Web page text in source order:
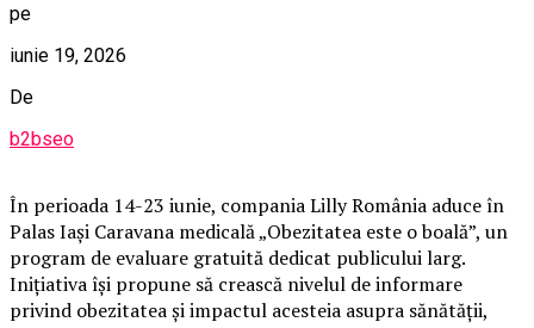
pe
iunie 19, 2026
De
b2bseo
În perioada 14-23 iunie, compania Lilly România aduce în
Palas Iași Caravana medicală „Obezitatea este o boală”, un
program de evaluare gratuită dedicat publicului larg.
Inițiativa își propune să crească nivelul de informare
privind obezitatea și impactul acesteia asupra sănătății,